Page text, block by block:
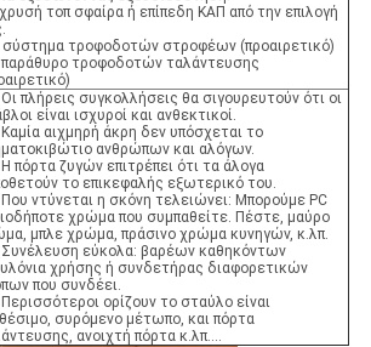
τοπ σφαίρα ή επίπεδη ΚΑΠ από την επιλογή
σύστημα τροφοδοτών στροφέων (προαιρετικό)
παράθυρο τροφοδοτών ταλάντευσης
πλήρεις συγκολλήσεις θα σιγουρευτούν ότι οι
είναι ισχυροί και ανθεκτικοί.
αιχμηρή άκρη δεν υπόσχεται το
ανθρώπων και αλόγων.
πόρτα ζυγών επιτρέπει ότι τα άλογα
το επικεφαλής εξωτερικό του.
Που ντύνεται η σκόνη τελειώνει: Μπορούμε PC
χρώμα που συμπαθείτε. Πέστε, μαύρο
μπλε χρώμα, πράσινο χρώμα κυνηγών, κ.λπ.
Συνέλευση εύκολα: βαρέων καθηκόντων
χρήσης ή συνδετήρας διαφορετικών
που συνδέει.
ορίζουν το σταύλο είναι
συρόμενο μέτωπο, και πόρτα
ανοιχτή πόρτα κ.λπ….